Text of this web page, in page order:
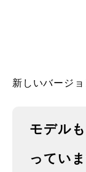
新しいバージ
モデル
ってい